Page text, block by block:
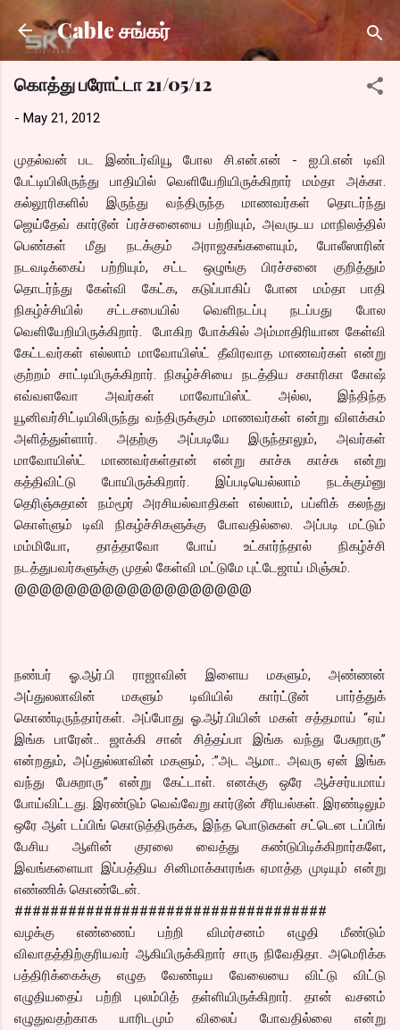
Skip to main content
Cable சங்கர்
கொத்து பரோட்டா 21/05/12
- May 21, 2012
முதல்வன் பட இண்டர்வியூ போல சி.என்.என் - ஐ.பி.என் டிவி
பேட்டியிலிருந்து பாதியில் வெளியேறியிருக்கிறார் மம்தா அக்கா.
கல்லூரிகளில் இருந்து வந்திருந்த மாணவர்கள் தொடர்ந்து
ஜெய்தேவ் கார்டூன் ப்ரச்சனையை பற்றியும், அவருடய மாநிலத்தில்
பெண்கள் மீது நடக்கும் அராஜகங்களையும், போலீஸாரின்
நடவடிக்கைப் பற்றியும், சட்ட ஒழுங்கு பிரச்சனை குறித்தும்
தொடர்ந்து கேள்வி கேட்க, கடுப்பாகிப் போன மம்தா பாதி
நிகழ்ச்சியில் சட்டசபையில் வெளிநடப்பு நடப்பது போல
வெளியேறியிருக்கிறார். போகிற போக்கில் அம்மாதிரியான கேள்வி
கேட்டவர்கள் எல்லாம் மாவோயிஸ்ட் தீவிரவாத மாணவர்கள் என்று
குற்றம் சாட்டியிருக்கிறார். நிகழ்ச்சியை நடத்திய சகாரிகா கோஷ்
எவ்வளவோ அவர்கள் மாவோயிஸ்ட் அல்ல, இந்திந்த
யூனிவர்சிட்டியிலிருந்து வந்திருக்கும் மாணவர்கள் என்று விளக்கம்
அளித்துள்ளார். அதற்கு அப்படியே இருந்தாலும், அவர்கள்
மாவோயிஸ்ட் மாணவர்கள்தான் என்று காச்சு காச்சு என்று
கத்திவிட்டு போயிருக்கிறார். இப்படியெல்லாம் நடக்கும்னு
தெரிஞ்சுதான் நம்மூர் அரசியல்வாதிகள் எல்லாம், பப்ளிக் கலந்து
கொள்ளும் டிவி நிகழ்ச்சிகளுக்கு போவதில்லை. அப்படி மட்டும்
மம்மியோ, தாத்தாவோ போய் உட்கார்ந்தால் நிகழ்ச்சி
நடத்துபவர்களுக்கு முதல் கேள்வி மட்டுமே புட்டேஜாய் மிஞ்சும்.
@@@@@@@@@@@@@@@@@@@
நண்பர் ஓ.ஆர்.பி ராஜாவின் இளைய மகளும், அண்ணன்
அப்துலலாவின் மகளும் டிவியில் கார்ட்டூன் பார்த்துக்
கொண்டிருந்தார்கள். அப்போது ஓ.ஆர்.பியின் மகள் சத்தமாய் “ஏய்
இங்க பாரேன்.. ஜாக்கி சான் சித்தப்பா இங்க வந்து பேசுறாரு”
என்றதும், அப்துல்லாவின் மகளும், :”அட ஆமா.. அவரு ஏன் இங்க
வந்து பேசுறாரு” என்று கேட்டாள். எனக்கு ஒரே ஆச்சர்யமாய்
போய்விட்டது. இரண்டும் வெவ்வேறு கார்டூன் சீரியல்கள். இரண்டிலும்
ஒரே ஆள் டப்பிங் கொடுத்திருக்க, இந்த பொடுசுகள் சட்டென டப்பிங்
பேசிய ஆளின் குரலை வைத்து கண்டுபிடிக்கிறார்களே,
இவங்களையா இப்பத்திய சினிமாக்காரங்க ஏமாத்த முடியும் என்று
எண்ணிக் கொண்டேன்.
###################################
வழக்கு எண்ணைப் பற்றி விமர்சனம் எழுதி மீண்டும்
விவாதத்திற்குரியவர் ஆகியிருக்கிறார் சாரு நிவேதிதா. அமெரிக்க
பத்திரிக்கைக்கு எழுத வேண்டிய வேலையை விட்டு விட்டு
எழுதியதைப் பற்றி புலம்பித் தள்ளியிருக்கிறார். தான் வசனம்
எழுதுவதற்காக யாரிடமும் விலைப் போவதில்லை என்று